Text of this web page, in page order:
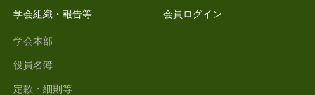
学会組織・報告等
学会本部
役員名簿
定款・細則等
会員ログイン